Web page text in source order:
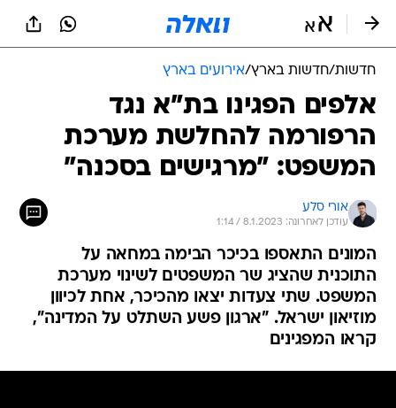
חדשות/חדשות בארץ/אירועים בארץ
אלפים הפגינו בת"א נגד
הרפורמה להחלשת מערכת
המשפט: "מרגישים בסכנה"
אורי סלע
עודכן לאחרונה: 8.1.2023 / 1:14
המונים התאספו בכיכר הבימה במחאה על
התוכנית שהציג שר המשפטים לשינוי מערכת
המשפט. שתי צעדות יצאו מהכיכר, אחת לכיוון
מוזיאון ישראל. "ארגון פשע השתלט על המדינה",
קראו המפגינים